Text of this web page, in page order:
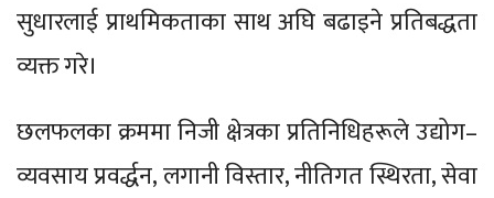
सुधारलाई प्राथमिकताका साथ अघि बढाइने प्रतिबद्धता
व्यक्त गरे।
छलफलका क्रममा निजी क्षेत्रका प्रतिनिधिहरूले उद्योग–
व्यवसाय प्रवर्द्धन, लगानी विस्तार, नीतिगत स्थिरता, सेवा